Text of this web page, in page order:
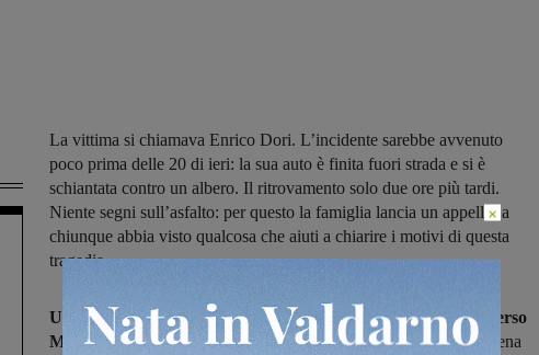
La vittima si chiamava Enrico Dori. L’incidente sarebbe avvenuto
poco prima delle 20 di ieri: la sua auto è finita fuori strada e si è
schiantata contro un albero. Il ritrovamento solo due ore più tardi.
Niente segni sull’asfalto: per questo la famiglia lancia un appello, a
chiunque abbia visto qualcosa che aiuti a chiarire i motivi di questa
tragedia
Un tragico incidente, ieri sera sulla Pian di Rona, da Incisa verso
Matassino.Uno scontro in cui ha perso la vita un ragazzo di appena
×